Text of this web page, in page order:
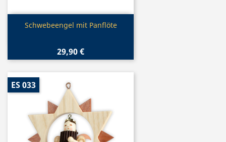
Vorschau
Schwebeengel mit Panflöte
29,90 €
ES 033